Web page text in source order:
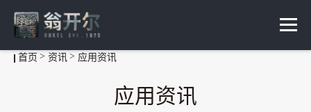
首页 资讯 应用资讯
应用资讯